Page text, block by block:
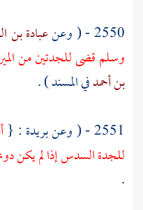
2550 - ( وعن
عبادة بن
وسلم قضى للجدتين من
بن أحمدفي المسند ) .
2551 - ( وعن
بريدة : {
للجدة السدس إذا لم يكن
.